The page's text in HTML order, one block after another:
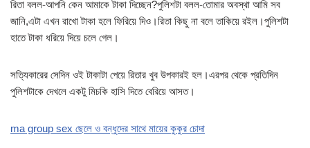
রিতা বলল-আপনি কেন আমাকে টাকা দিচ্ছেন?পুলিশটা বলল-তোমার অবস্থা আমি সব
জানি,এটা এখন রাখো টাকা হলে ফিরিয়ে দিও।রিতা কিছু না বলে তাকিয়ে রইল।পুলিশটা
হাতে টাকা ধরিয়ে দিয়ে চলে গেল।
সত্যিকারের সেদিন ওই টাকাটা পেয়ে রিতার খুব উপকারই হল।এরপর থেকে প্রতিদিন
পুলিশটাকে দেখলে একটু মিচকি হাসি দিতে বেরিয়ে আসত।
ma group sex ছেলে ও বন্ধুদের সাথে মায়ের কুকুর চোদা